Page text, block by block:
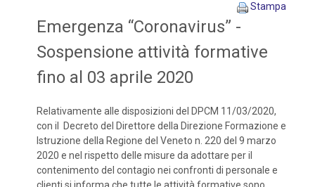
Stampa
Emergenza “Coronavirus” -
Sospensione attività formative
fino al 03 aprile 2020
Relativamente alle disposizioni del DPCM 11/03/2020,
con il Decreto del Direttore della Direzione Formazione e
Istruzione della Regione del Veneto n. 220 del 9 marzo
2020 e nel rispetto delle misure da adottare per il
contenimento del contagio nei confronti di personale e